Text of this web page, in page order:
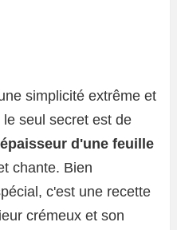
simplicité extrême et
seul secret est de
d'une feuille
chante. Bien
c'est une recette
crémeux et son